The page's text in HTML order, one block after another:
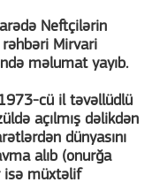
Neftçilərin
rəhbəri Mirvari
məlumat yayıb.
cü il təvəllüdlü
açılmış dəlikdən
dünyasını
alıb (onurğa
isə müxtəlif